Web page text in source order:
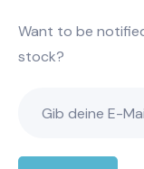
Want to be
stock?